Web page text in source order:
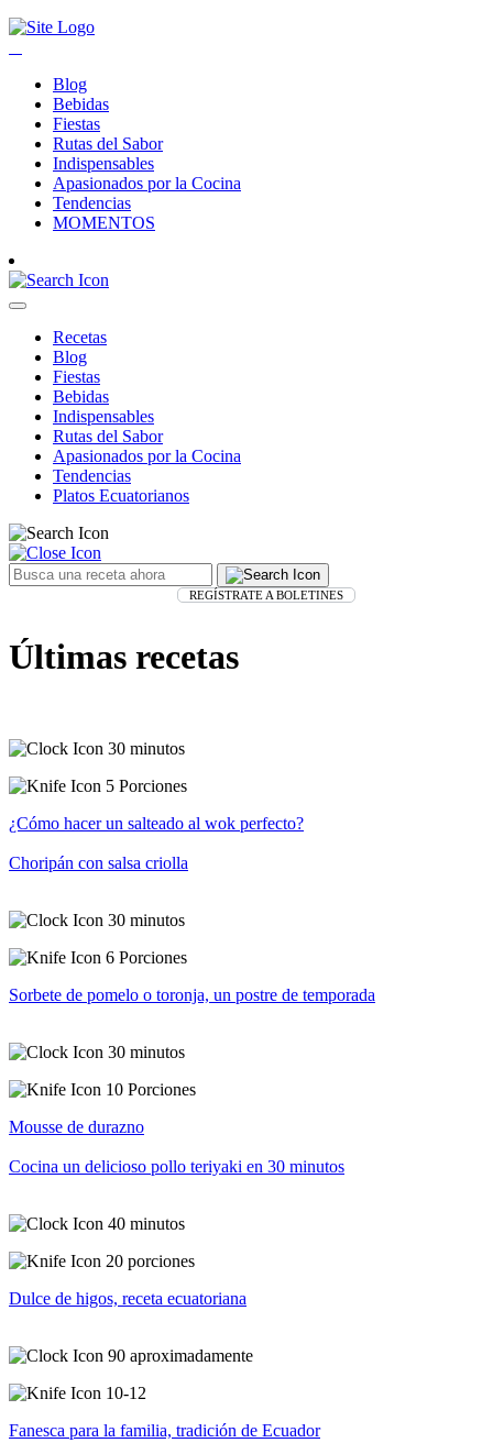
Blog
Bebidas
Fiestas
Rutas del Sabor
Indispensables
Apasionados por la Cocina
Tendencias
MOMENTOS
Recetas
Blog
Fiestas
Bebidas
Indispensables
Rutas del Sabor
Apasionados por la Cocina
Tendencias
Platos Ecuatorianos
REGÍSTRATE A BOLETINES
Últimas recetas
30 minutos
5 Porciones
¿Cómo hacer un salteado al wok perfecto?
Choripán con salsa criolla
30 minutos
6 Porciones
Sorbete de pomelo o toronja, un postre de temporada
30 minutos
10 Porciones
Mousse de durazno
Cocina un delicioso pollo teriyaki en 30 minutos
40 minutos
20 porciones
Dulce de higos, receta ecuatoriana
90 aproximadamente
10-12
Fanesca para la familia, tradición de Ecuador